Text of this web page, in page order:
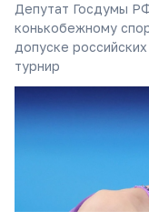
Депутат Госдумы
конькобежному
допуске
турнир